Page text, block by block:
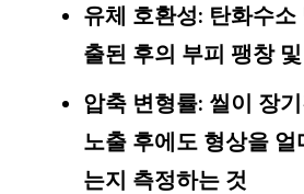
유체 호환성: 탄화수소
출된 후의 부피 팽창
압축 변형률: 씰이 장
노출 후에도 형상을
는지 측정하는 것